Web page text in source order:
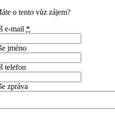
o tento vůz zájem?
e-mail *
jméno
telefon
zpráva